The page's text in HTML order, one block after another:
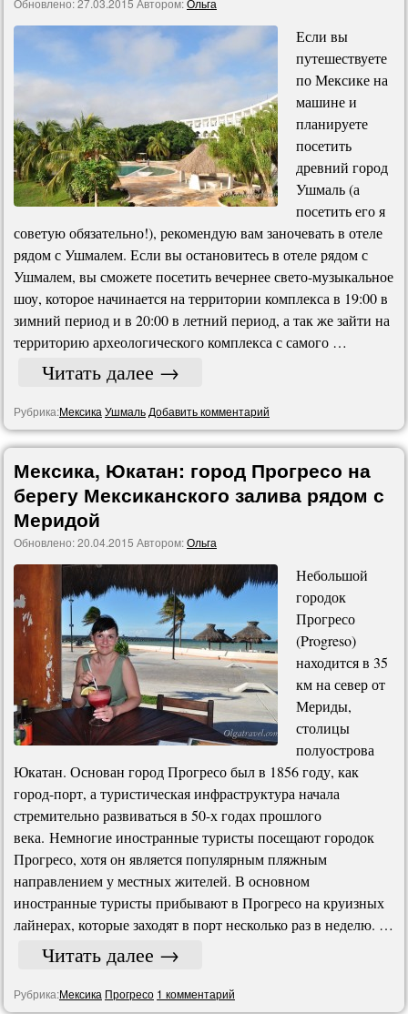
Обновлено:27.03.2015 Автором:Ольга
Если вы
путешествуете
по Мексике на
машине и
планируете
посетить
древний город
Ушмаль (а
посетить его я
советую обязательно!), рекомендую вам заночевать в отеле
рядом с Ушмалем. Если вы остановитесь в отеле рядом с
Ушмалем, вы сможете посетить вечернее свето-музыкальное
шоу, которое начинается на территории комплекса в 19:00 в
зимний период и в 20:00 в летний период, а так же зайти на
территорию археологического комплекса с самого …
Читать далее →
Рубрика:Мексика Ушмаль Добавить комментарий
Мексика, Юкатан: город Прогресо на
берегу Мексиканского залива рядом с
Меридой
Обновлено:20.04.2015 Автором:Ольга
Небольшой
городок
Прогресо
(Progreso)
находится в 35
км на север от
Мериды,
столицы
полуострова
Юкатан. Основан город Прогресо был в 1856 году, как
город-порт, а туристическая инфраструктура начала
стремительно развиваться в 50-х годах прошлого
века. Немногие иностранные туристы посещают городок
Прогресо, хотя он является популярным пляжным
направлением у местных жителей. В основном
иностранные туристы прибывают в Прогресо на круизных
лайнерах, которые заходят в порт несколько раз в неделю. …
Читать далее →
Рубрика:Мексика Прогресо 1 комментарий